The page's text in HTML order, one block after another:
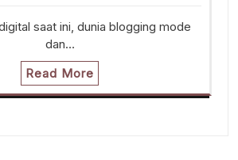
saat ini, dunia blogging mode
dan…
Read More